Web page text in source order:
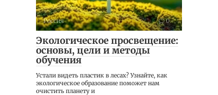
Россия 0
Экологическое просвещение:
основы, цели и методы
обучения
Устали видеть пластик в лесах? Узнайте, как
экологическое образование поможет нам
очистить планету и